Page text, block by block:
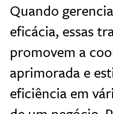
Quando
eficácia, essas
promovem a
aprimorada e
eficiência em